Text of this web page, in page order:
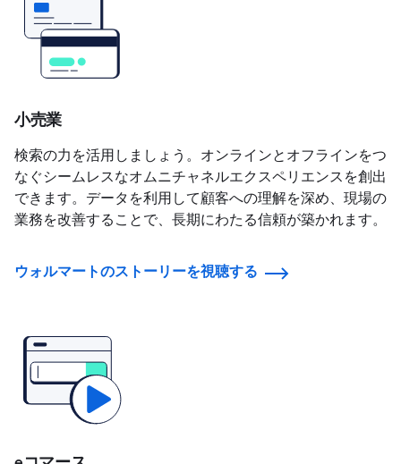
小売業
検索の力を活用しましょう。オンラインとオフラインをつ
なぐシームレスなオムニチャネルエクスペリエンスを創出
できます。データを利用して顧客への理解を深め、現場の
業務を改善することで、長期にわたる信頼が築かれます。
ウォルマートのストーリーを視聴する